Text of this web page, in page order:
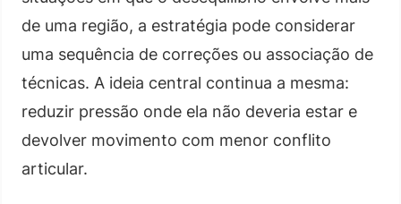
de uma região, a estratégia pode considerar
uma sequência de correções ou associação de
técnicas. A ideia central continua a mesma:
reduzir pressão onde ela não deveria estar e
devolver movimento com menor conflito
articular.